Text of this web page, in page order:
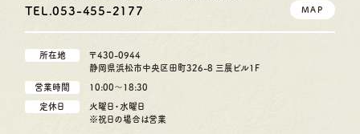
TEL.053-455-2177 MAP
所在地
〒430-0944
静岡県浜松市中央区田町326-8 三展ビル1F
営業時間 10:00〜18:30
定休日
火曜日・水曜日
※祝日の場合は営業